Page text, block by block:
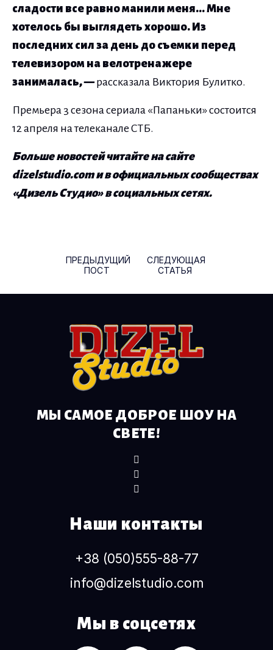
сладости все равно манили меня… Мне
хотелось бы выглядеть хорошо. Из
последних сил за день до съемки перед
телевизором на велотренажере
занималась, —рассказала Виктория Булитко.
Премьера 3 сезона сериала «Папаньки» состоится
12 апреля на телеканале СТБ.
Больше новостей читайте на сайте
dizelstudio.com и в официальных сообществах
«Дизель Студио» в социальных сетях.
ПРЕДЫДУЩИЙ
ПОСТ
СЛЕДУЮЩАЯ
СТАТЬЯ
МЫ САМОЕ ДОБРОЕ ШОУ НА
СВЕТЕ!
Наши контакты
+38 (050)555-88-77
info@dizelstudio.com
Мы в соцсетях